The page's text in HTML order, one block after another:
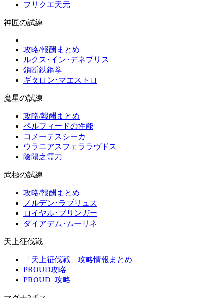
フリクエ天元
神匠の試練
攻略/報酬まとめ
ルクス･イン･デネブリス
鎖断鉄鋼拳
ギタロン･マエストロ
魔星の試練
攻略/報酬まとめ
ペルフィードの性能
コメーテスシーカ
ウラニアスフェララヴドス
陰陽之霊刀
武極の試練
攻略/報酬まとめ
ノルデン･ラブリュス
ロイヤル･ブリンガー
ダイアデム･ムーリネ
天上征伐戦
「天上征伐戦」攻略情報まとめ
PROUD攻略
PROUD+攻略